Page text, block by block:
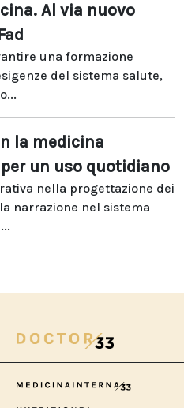
Al via nuovo
una formazione
del sistema salute,
la medicina
un uso quotidiano
nella progettazione dei
narrazione nel sistema